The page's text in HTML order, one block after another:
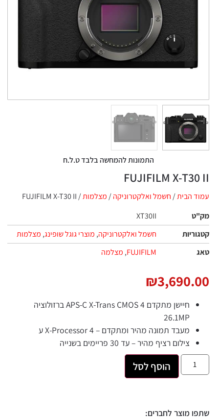
התמונות להמחשה בלבד ט.ל.ח
FUJIFILM X-T30 II
עמוד הבית/ חשמל ואלקטרוניקה/ מצלמות‏/ FUJIFILM X-T30 II
מק"ט
XT30II
קטגוריות
חשמל ואלקטרוניקה, מוצרי גוגל שופינג, מצלמות‏
טאג
FUJIFILM
, מצלמה
₪3,690.00
חיישן מתקדם APS-C X-Trans CMOS 4 ברזולוציה
26.1MP
מעבד תמונה מהיר ומתקדם – X-Processor 4 ע
צילום רציף מהיר – עד 30 פריימים בשנייה
הוסף לסל
שתפו מוצר לחברים: